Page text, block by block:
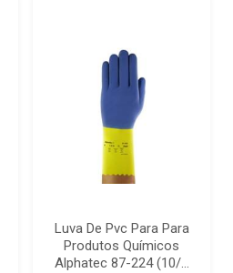
Luva De Pvc Para Para
Produtos Químicos
Alphatec 87-224 (10/...